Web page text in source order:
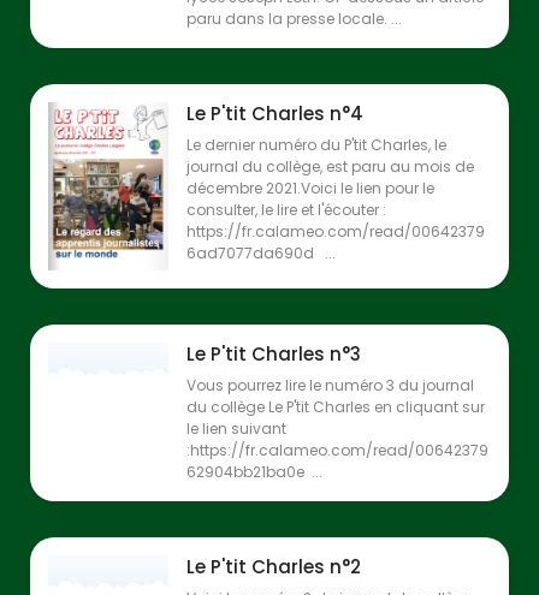
paru dans la presse locale. ...
Le P'tit Charles n°4
Le dernier numéro du P'tit Charles, le
journal du collège, est paru au mois de
décembre 2021.Voici le lien pour le
consulter, le lire et l'écouter :
https://fr.calameo.com/read/00642379
6ad7077da690d ...
Le P'tit Charles n°3
Vous pourrez lire le numéro 3 du journal
du collège Le P'tit Charles en cliquant sur
le lien suivant
:https://fr.calameo.com/read/00642379
62904bb21ba0e ...
Le P'tit Charles n°2